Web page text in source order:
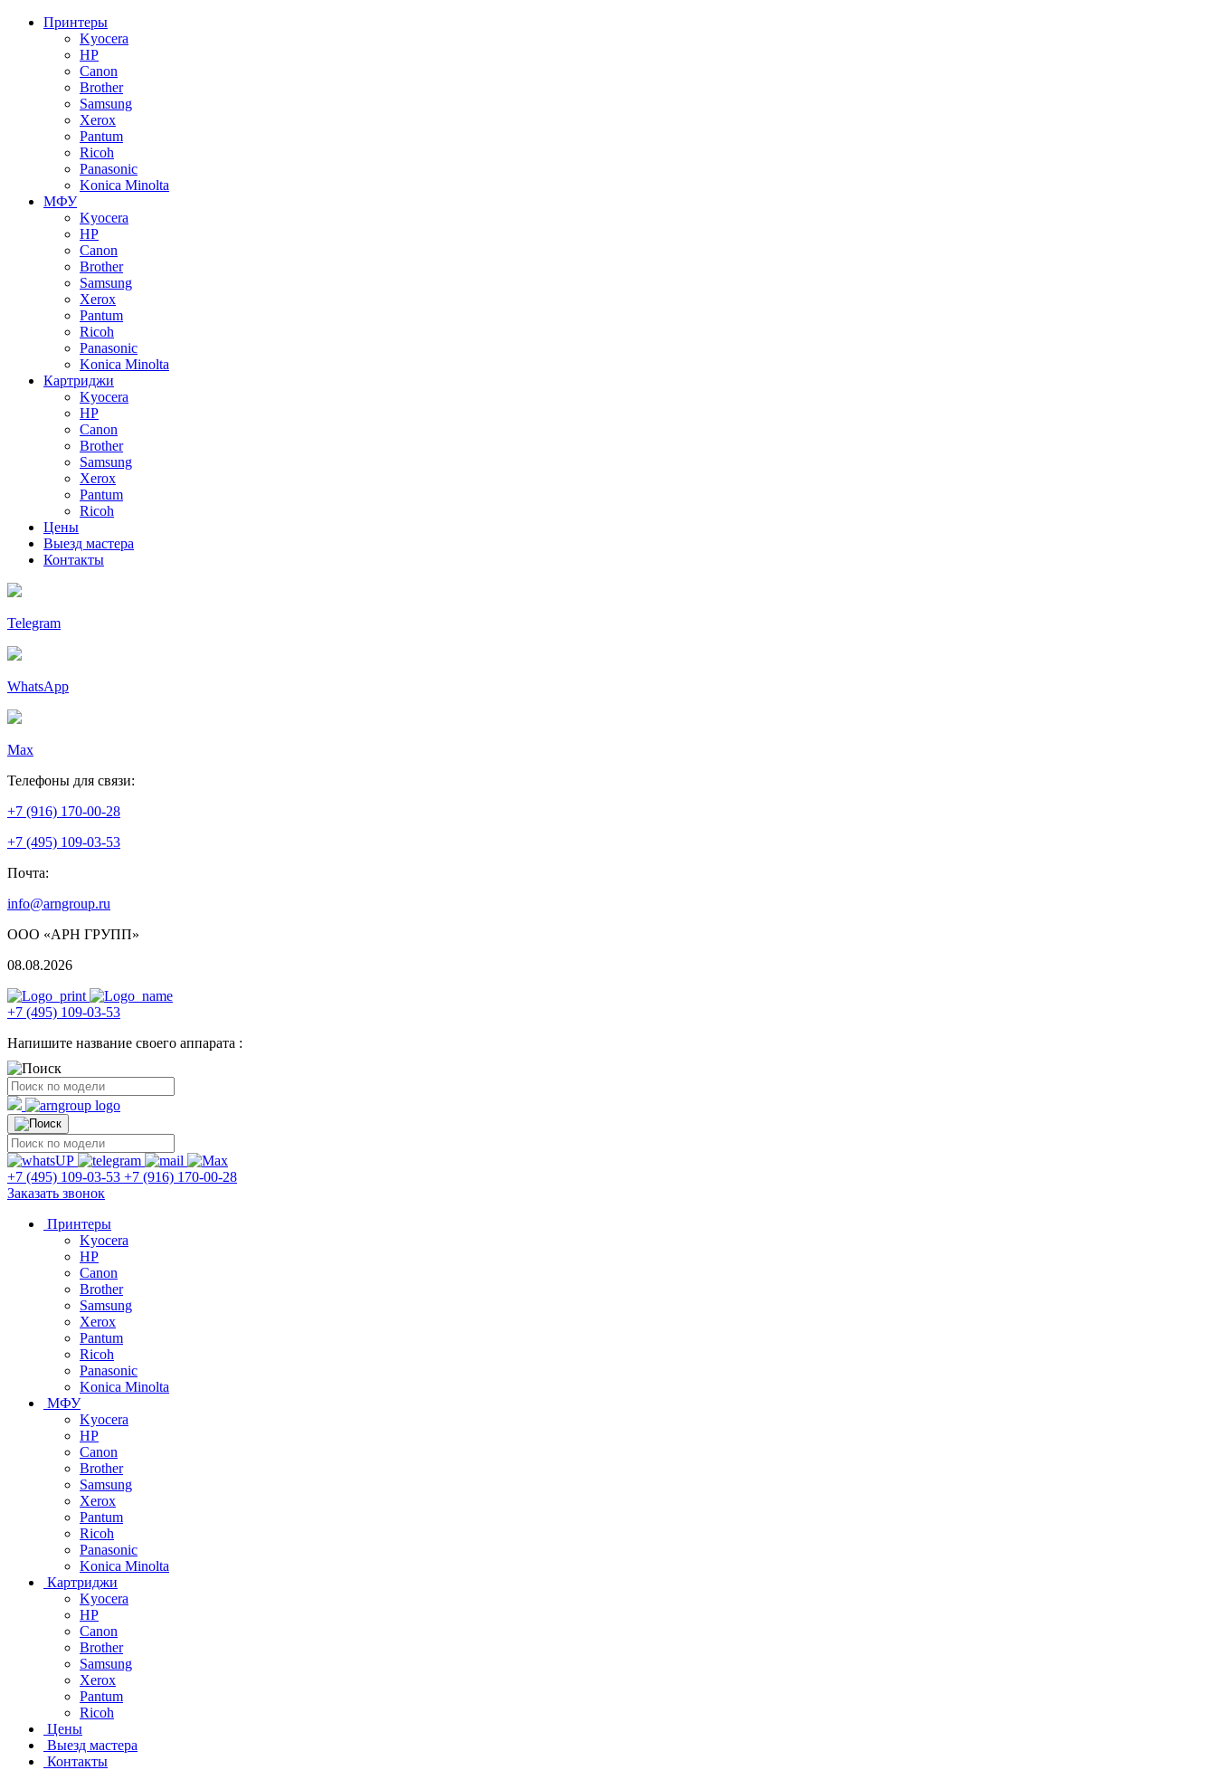
Принтеры
Kyocera
HP
Canon
Brother
Samsung
Xerox
Pantum
Ricoh
Panasonic
Konica Minolta
МФУ
Kyocera
HP
Canon
Brother
Samsung
Xerox
Pantum
Ricoh
Panasonic
Konica Minolta
Картриджи
Kyocera
HP
Canon
Brother
Samsung
Xerox
Pantum
Ricoh
Цены
Выезд мастера
Контакты
Telegram
WhatsApp
Max
Телефоны для связи:
+7 (916) 170-00-28
+7 (495) 109-03-53
Почта:
info@arngroup.ru
ООО «АРН ГРУПП»
08.08.2026
+7 (495) 109-03-53
Напишите название своего аппарата :
+7 (495) 109-03-53 +7 (916) 170-00-28
Заказать звонок
Принтеры
Kyocera
HP
Canon
Brother
Samsung
Xerox
Pantum
Ricoh
Panasonic
Konica Minolta
МФУ
Kyocera
HP
Canon
Brother
Samsung
Xerox
Pantum
Ricoh
Panasonic
Konica Minolta
Картриджи
Kyocera
HP
Canon
Brother
Samsung
Xerox
Pantum
Ricoh
Цены
Выезд мастера
Контакты